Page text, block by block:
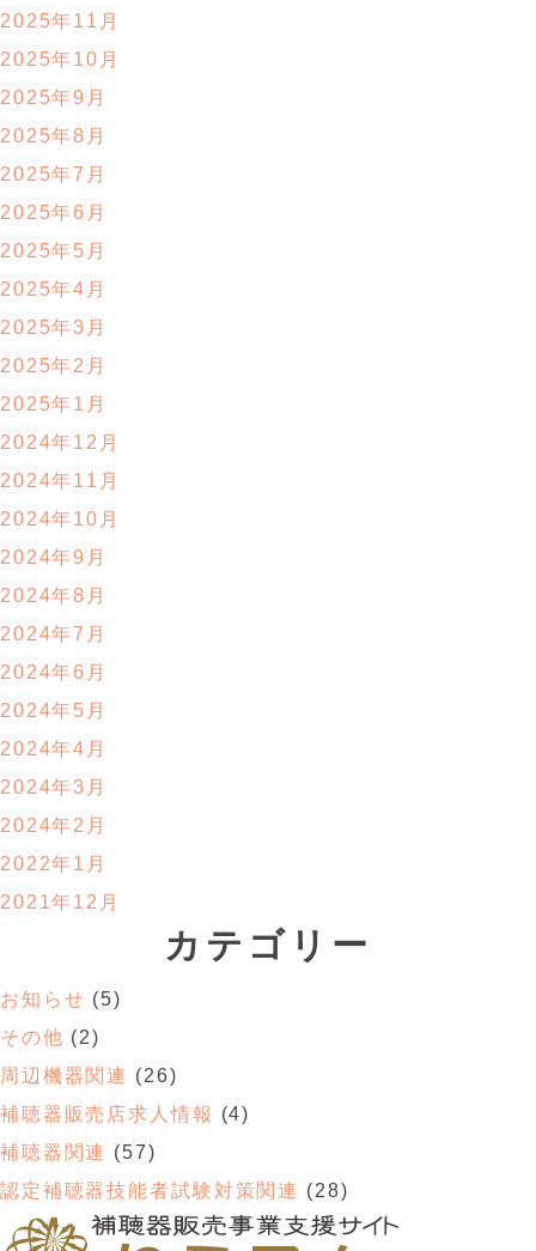
2025年11月
2025年10月
2025年9月
2025年8月
2025年7月
2025年6月
2025年5月
2025年4月
2025年3月
2025年2月
2025年1月
2024年12月
2024年11月
2024年10月
2024年9月
2024年8月
2024年7月
2024年6月
2024年5月
2024年4月
2024年3月
2024年2月
2022年1月
2021年12月
カテゴリー
お知らせ (5)
その他 (2)
周辺機器関連 (26)
補聴器販売店求人情報
(4)
補聴器関連 (57)
認定補聴器技能者試験対策関連 (28)